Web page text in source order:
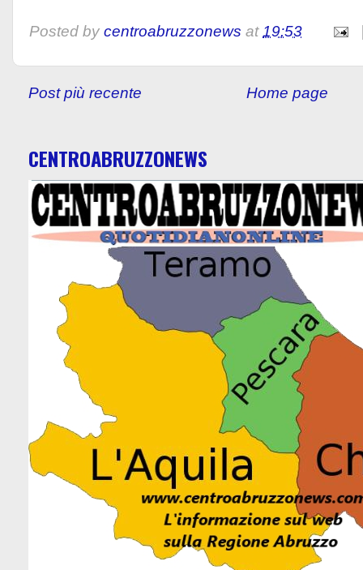
Posted by centroabruzzonews at19:53
Post più recente Home page
CENTROABRUZZONEWS